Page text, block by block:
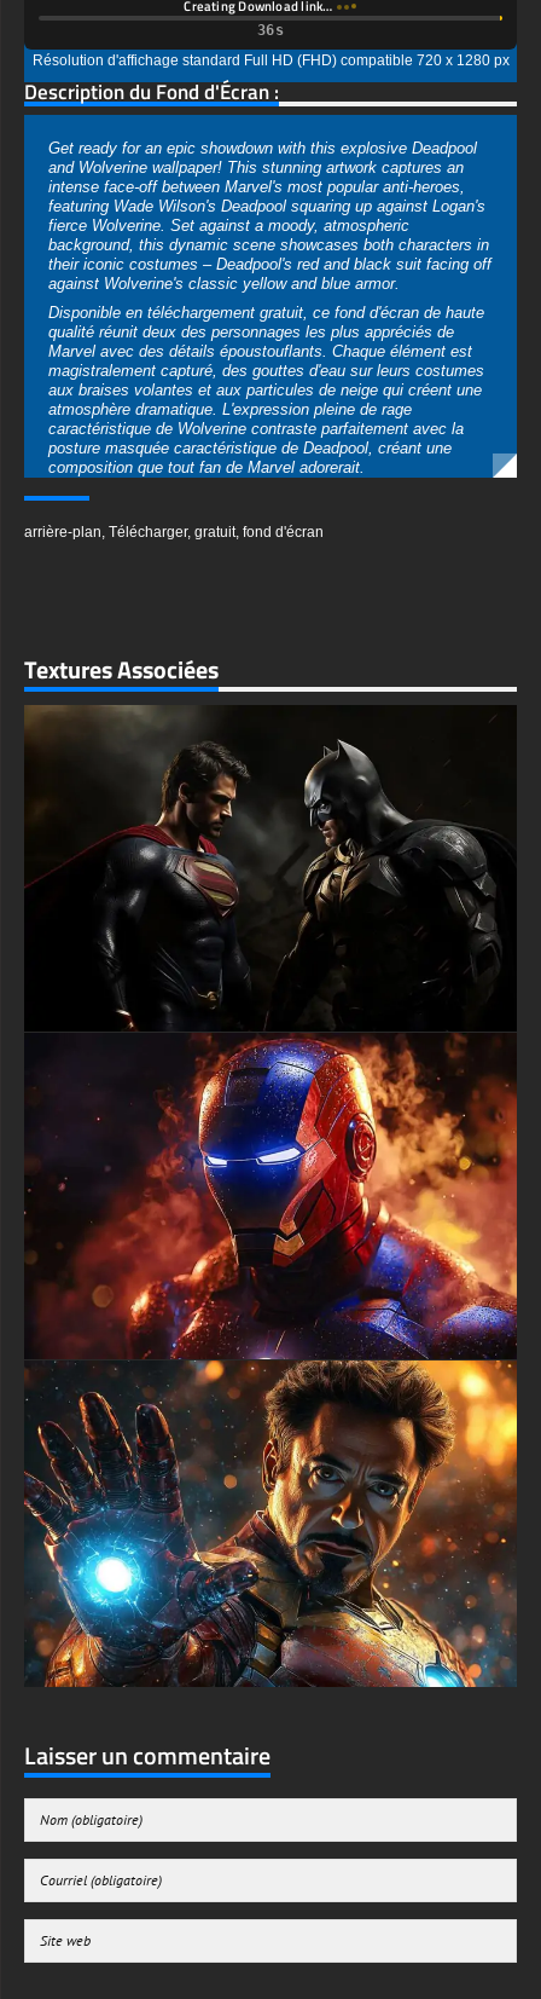
Get ready for an epic showdown with this explosive Deadpool
and Wolverine wallpaper! This stunning artwork captures an
intense face-off between Marvel's most popular anti-heroes,
featuring Wade Wilson's Deadpool squaring up against Logan's
fierce Wolverine. Set against a moody, atmospheric
their iconic costumes – Deadpool's red and black suit facing off
against Wolverine's classic yellow and blue armor.
Disponible en téléchargement gratuit, ce fond d'écran de haute
qualité réunit deux des personnages les plus appréciés de
Marvel avec des détails époustouflants. Chaque élément est
magistralement capturé, des gouttes d'eau sur leurs costumes
aux braises volantes et aux particules de neige qui créent une
atmosphère dramatique. L'expression pleine de rage
caractéristique de Wolverine contraste parfaitement avec la
posture masquée caractéristique de Deadpool, créant une
composition que tout fan de Marvel adorerait.
Téléchargez ce fond d'écran dans plusieurs formats pour
répondre à vos besoins. Choisissez entre une résolution Ultra
HD 4K (3840x2160) pour des écrans de bureau d'une clarté
exceptionnelle ou une résolution HD standard (1920x1080) pour
des performances optimales. Le fond d'écran est disponible en
orientation horizontale pour les ordinateurs de bureau et en
format vertical pour les téléphones portables, le tout au format
No registration or sign-up required – simply download and enjoy
Ce fond d'écran, qui s'adresse aux familles tout en conservant
l'intensité des deux personnages, convient aux fans de tous
âges qui apprécient les anti-héros complexes de Marvel. La
composition professionnelle garantit que l'image est
spectaculaire sur tous les appareils et toutes les résolutions
textures-3d-gratuiteshd.com
arrière-plan,Télécharger,gratuit,fond d'écran
Laisser un commentaire
Enregistrer mon nom, mon e-mail et mon site web dans le navigateur pour mon